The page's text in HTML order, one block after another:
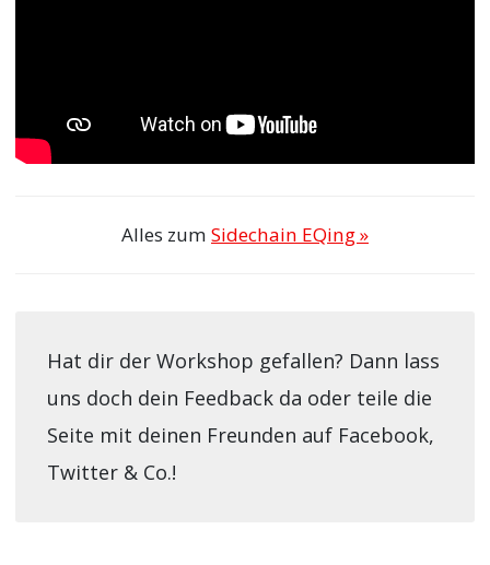
Alles zum Sidechain EQing »
Hat dir der Workshop gefallen? Dann lass
uns doch dein Feedback da oder teile die
Seite mit deinen Freunden auf Facebook,
Twitter & Co.!